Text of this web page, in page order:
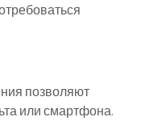
позволяют
или смартфона.